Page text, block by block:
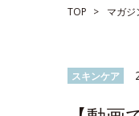
TOP マガジ
スキンケア